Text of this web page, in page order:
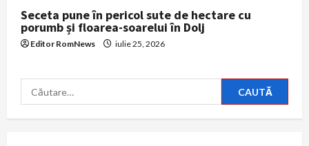
Seceta pune în pericol sute de hectare cu
porumb și floarea-soarelui în Dolj
Editor RomNews iulie 25, 2026
Caută
după: